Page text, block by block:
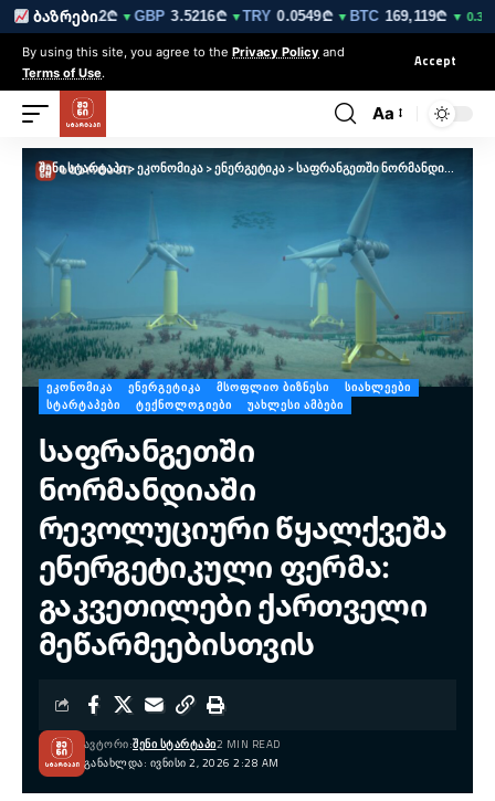
ბაზრები
EUR3.0212₾▼ GBP3.5216₾▼ TRY0.0549₾▼ BTC169,119₾▼ 0.3%
By using this site, you agree to the Privacy Policy and
Terms of Use.
Accept
Aa
შენი სტარტაპი>ეკონომიკა>ენერგეტიკა>საფრანგეთში ნორმანდიაში რევოლუციური წყალქვეშა ენერგეტიკული ფერმა: გაკვეთილები ქართველი მეწარმეებისთვის
ᲔᲙᲝᲜᲝᲛᲘᲙᲐ ᲔᲜᲔᲠᲒᲔᲢᲘᲙᲐ ᲛᲡᲝᲤᲚᲘᲝ ᲑᲘᲖᲜᲔᲡᲘ
ᲡᲘᲐᲮᲚᲔᲔᲑᲘ
ᲡᲢᲐᲠᲢᲐᲞᲔᲑᲘ
ᲢᲔᲥᲜᲝᲚᲝᲒᲘᲔᲑᲘ ᲣᲐᲮᲚᲔᲡᲘ ᲐᲛᲑᲔᲑᲘ
საფრანგეთში
ნორმანდიაში
რევოლუციური წყალქვეშა
ენერგეტიკული ფერმა:
გაკვეთილები ქართველი
მეწარმეებისთვის
ᲒᲐᲜᲐᲮᲚᲓᲐ: ᲘᲕᲜᲘᲡᲘ 2, 2026 2:28 AM
ᲐᲕᲢᲝᲠᲘ:ᲨᲔᲜᲘ ᲡᲢᲐᲠᲢᲐᲞᲘ2 MIN READ